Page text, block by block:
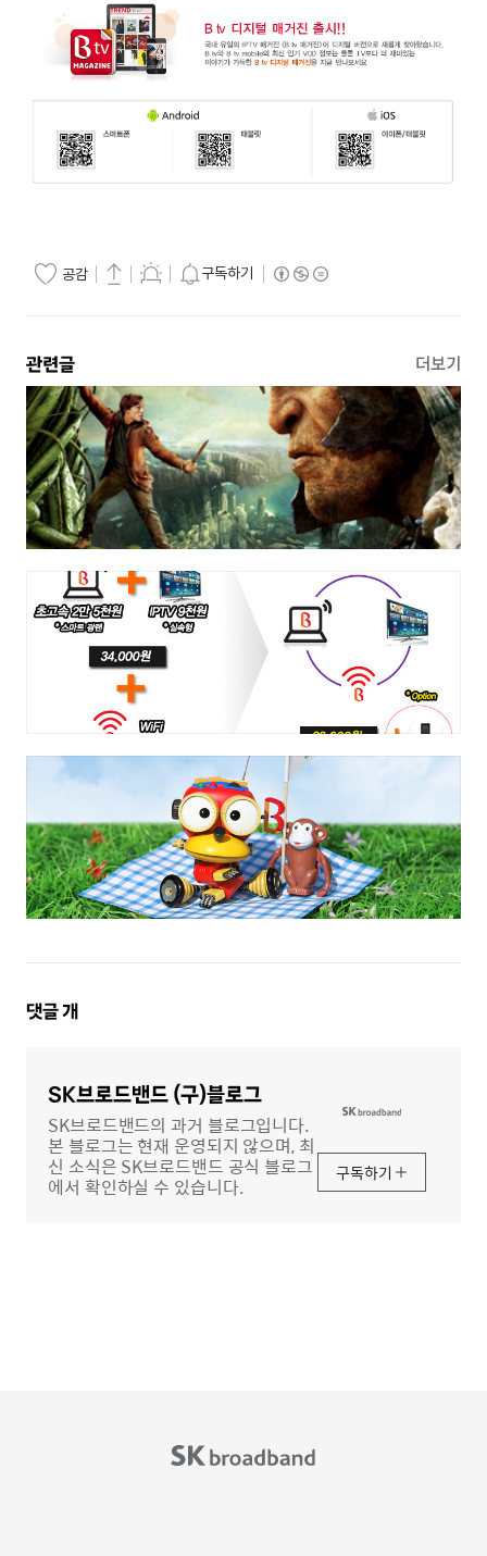
공감 구독하기
관련글 더보기
댓
댓글개
SK브로드밴드 (구)블로그
SK브로드밴드의 과거 블로그입니다.
본 블로그는 현재 운영되지 않으며, 최
신 소식은 SK브로드밴드 공식 블로그
에서 확인하실 수 있습니다.
구독하기